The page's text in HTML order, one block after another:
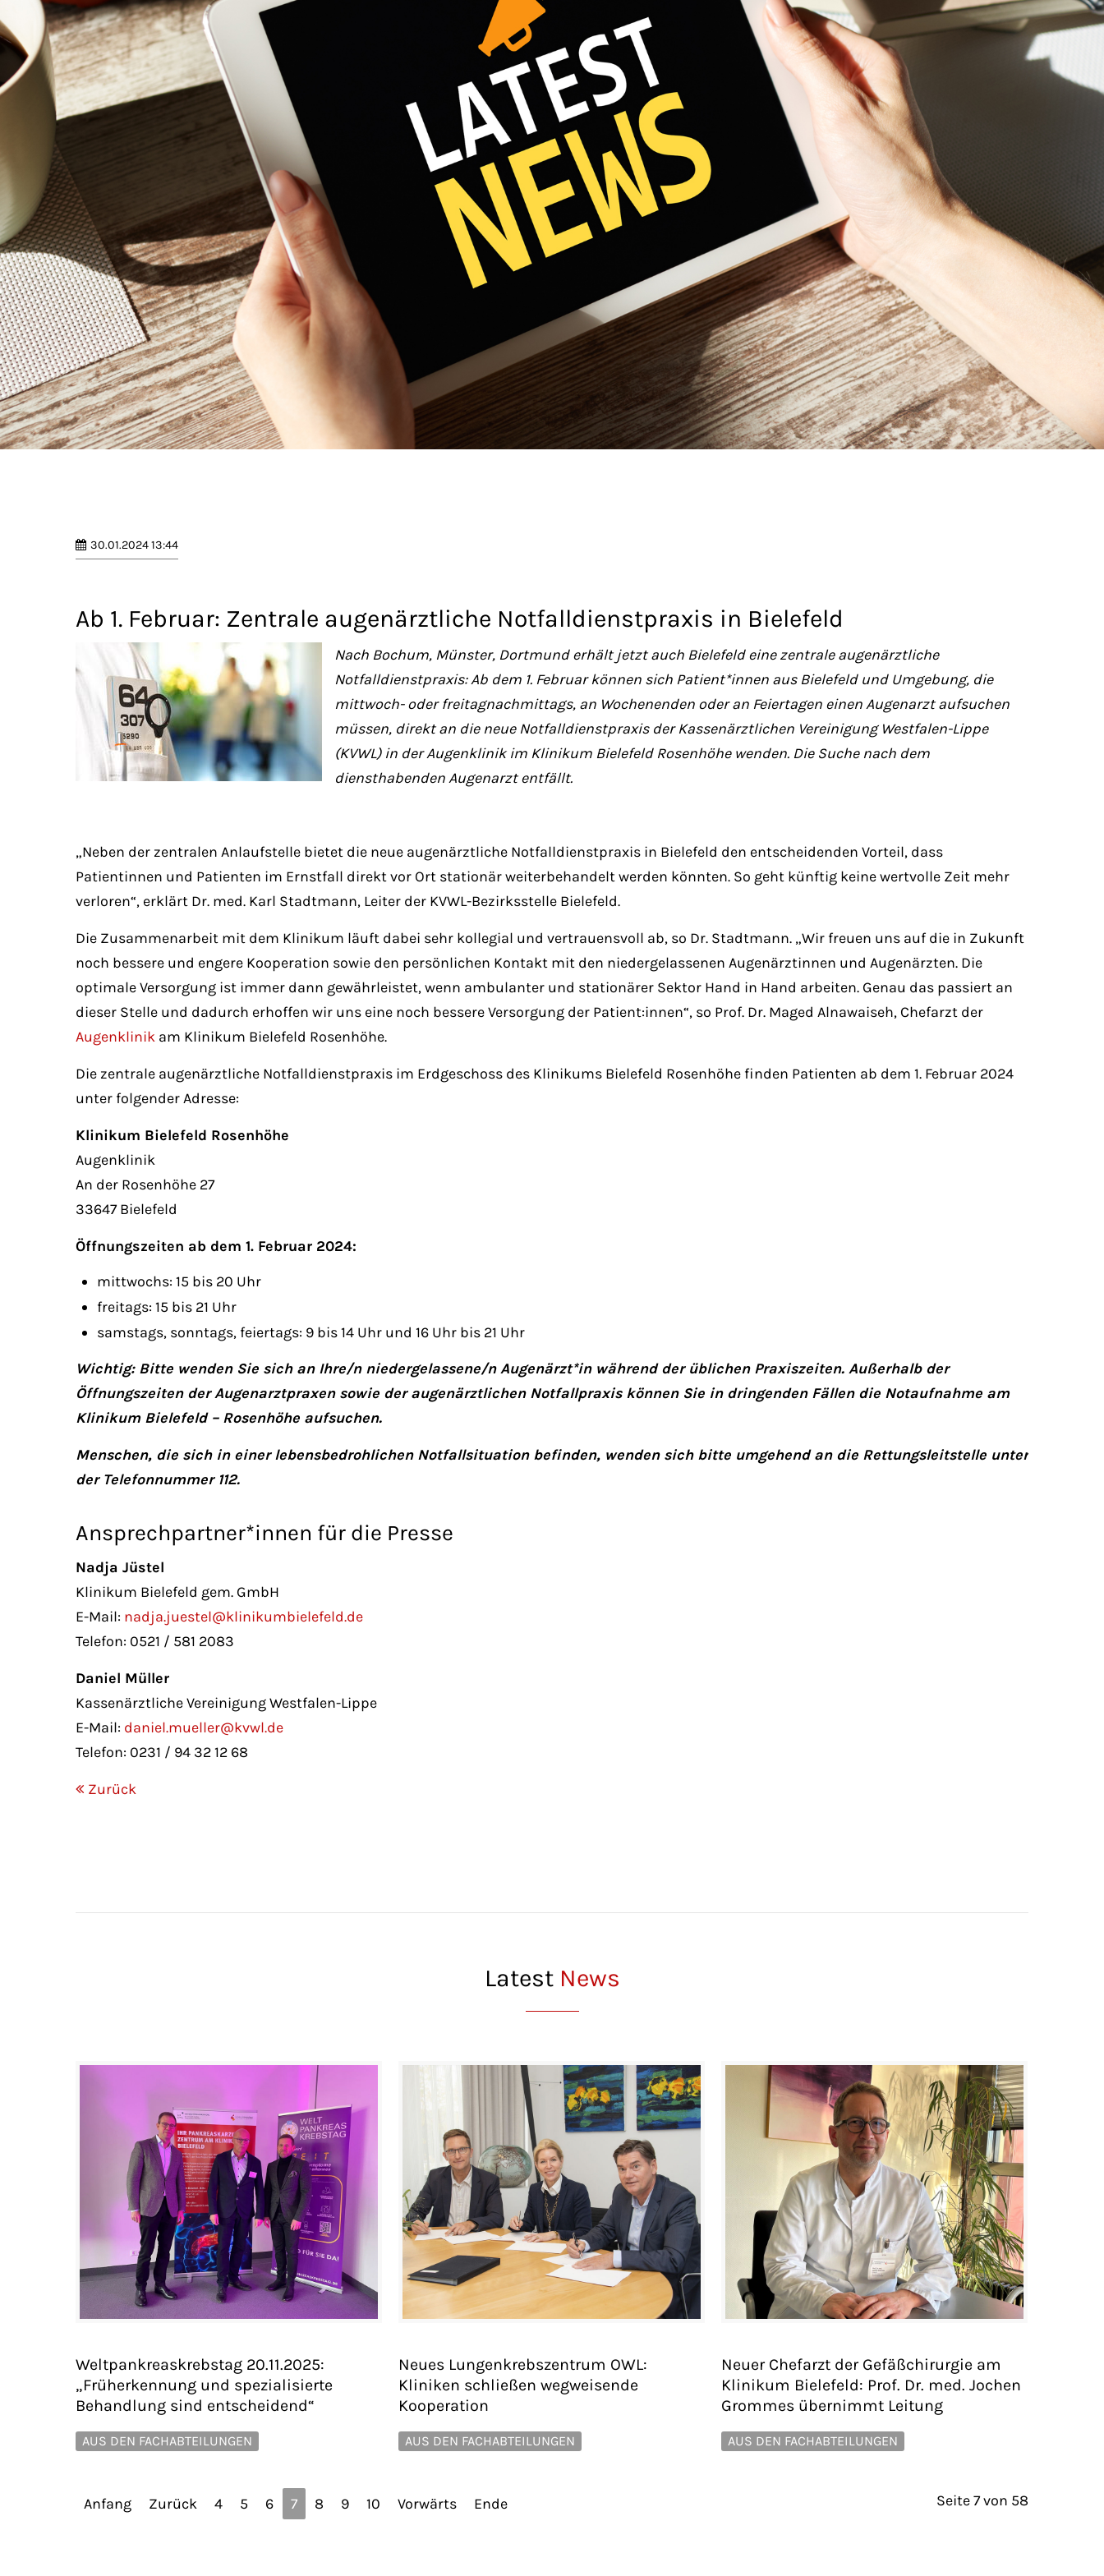
Mon - Fri 8:00am - 5:00pm
30.01.2024 13:44
Ab 1. Februar: Zentrale augenärztliche Notfalldienstpraxis in Bielefeld
Nach Bochum, Münster, Dortmund erhält jetzt auch Bielefeld eine zentrale augenärztliche
Notfalldienstpraxis: Ab dem 1. Februar können sich Patient*innen aus Bielefeld und Umgebung, die
mittwoch- oder freitagnachmittags, an Wochenenden oder an Feiertagen einen Augenarzt aufsuchen
müssen, direkt an die neue Notfalldienstpraxis der Kassenärztlichen Vereinigung Westfalen-Lippe
(KVWL) in der Augenklinik im Klinikum Bielefeld Rosenhöhe wenden. Die Suche nach dem
diensthabenden Augenarzt entfällt.
„Neben der zentralen Anlaufstelle bietet die neue augenärztliche Notfalldienstpraxis in Bielefeld den entscheidenden Vorteil, dass
Patientinnen und Patienten im Ernstfall direkt vor Ort stationär weiterbehandelt werden könnten. So geht künftig keine wertvolle Zeit mehr
verloren“, erklärt Dr. med. Karl Stadtmann, Leiter der KVWL-Bezirksstelle Bielefeld.
Die Zusammenarbeit mit dem Klinikum läuft dabei sehr kollegial und vertrauensvoll ab, so Dr. Stadtmann. „Wir freuen uns auf die in Zukunft
noch bessere und engere Kooperation sowie den persönlichen Kontakt mit den niedergelassenen Augenärztinnen und Augenärzten. Die
optimale Versorgung ist immer dann gewährleistet, wenn ambulanter und stationärer Sektor Hand in Hand arbeiten. Genau das passiert an
dieser Stelle und dadurch erhoffen wir uns eine noch bessere Versorgung der Patient:innen“, so Prof. Dr. Maged Alnawaiseh, Chefarzt der
Augenklinik am Klinikum Bielefeld Rosenhöhe.
Die zentrale augenärztliche Notfalldienstpraxis im Erdgeschoss des Klinikums Bielefeld Rosenhöhe finden Patienten ab dem 1. Februar 2024
unter folgender Adresse:
Klinikum Bielefeld Rosenhöhe
Augenklinik
An der Rosenhöhe 27
33647 Bielefeld
Öffnungszeiten ab dem 1. Februar 2024:
mittwochs: 15 bis 20 Uhr
freitags: 15 bis 21 Uhr
samstags, sonntags, feiertags: 9 bis 14 Uhr und 16 Uhr bis 21 Uhr
Wichtig: Bitte wenden Sie sich an Ihre/n niedergelassene/n Augenärzt*in während der üblichen Praxiszeiten. Außerhalb der
Öffnungszeiten der Augenarztpraxen sowie der augenärztlichen Notfallpraxis können Sie in dringenden Fällen die Notaufnahme am
Klinikum Bielefeld – Rosenhöhe aufsuchen.
Menschen, die sich in einer lebensbedrohlichen Notfallsituation befinden, wenden sich bitte umgehend an die Rettungsleitstelle unter
der Telefonnummer 112.
Ansprechpartner*innen für die Presse
Nadja Jüstel
Klinikum Bielefeld gem. GmbH
E-Mail: nadja.juestel@klinikumbielefeld.de
Telefon: 0521 / 581 2083
Daniel Müller
Kassenärztliche Vereinigung Westfalen-Lippe
E-Mail: daniel.mueller@kvwl.de
Telefon: 0231 / 94 32 12 68
Zurück
Latest News
Weltpankreaskrebstag 20.11.2025:
„Früherkennung und spezialisierte
Behandlung sind entscheidend“
AUS DEN FACHABTEILUNGEN
Neues Lungenkrebszentrum OWL:
Kliniken schließen wegweisende
Kooperation
AUS DEN FACHABTEILUNGEN
Neuer Chefarzt der Gefäßchirurgie am
Klinikum Bielefeld: Prof. Dr. med. Jochen
Grommes übernimmt Leitung
AUS DEN FACHABTEILUNGEN
Seite 7 von 58
Anfang Zurück 4 5 6 7 8 9 10 Vorwärts Ende